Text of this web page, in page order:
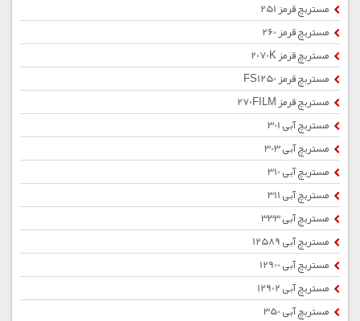
مستربچ قرمز 251
مستربچ قرمز 260
مستربچ قرمز 2070K
مستربچ قرمز FS1250
مستربچ قرمز 270FILM
مستربچ آبی 301
مستربچ آبی 303
مستربچ آبی 310
مستربچ آبی 311
مستربچ آبی 333
مستربچ آبی 12589
مستربچ آبی 12900
مستربچ آبی 12902
مستربچ آبی 350